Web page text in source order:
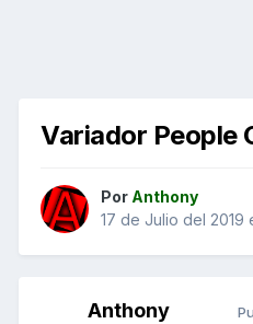
Variador People
Por Anthony
17 de Julio del 2019
Anthony